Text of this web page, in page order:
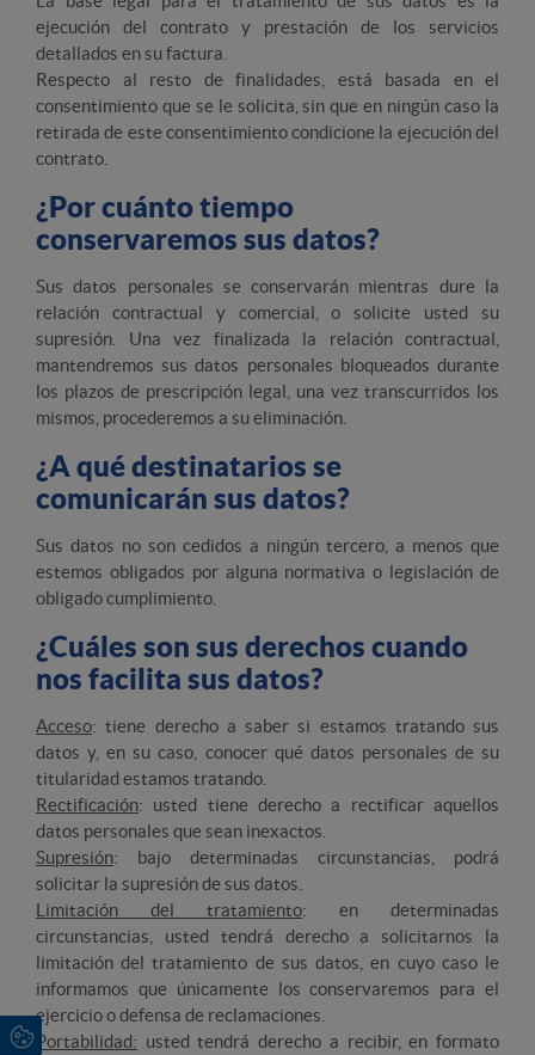
ejecución del contrato y prestación de los servicios
detallados en su factura.
Respecto al resto de finalidades, está basada en el
consentimiento que se le solicita, sin que en ningún caso la
retirada de este consentimiento condicione la ejecución del
contrato.
¿Por cuánto tiempo
conservaremos sus datos?
Sus datos personales se conservarán mientras dure la
relación contractual y comercial, o solicite usted su
supresión. Una vez finalizada la relación contractual,
mantendremos sus datos personales bloqueados durante
los plazos de prescripción legal, una vez transcurridos los
mismos, procederemos a su eliminación.
¿A qué destinatarios se
comunicarán sus datos?
Sus datos no son cedidos a ningún tercero, a menos que
estemos obligados por alguna normativa o legislación de
obligado cumplimiento.
¿Cuáles son sus derechos cuando
nos facilita sus datos?
Acceso: tiene derecho a saber si estamos tratando sus
datos y, en su caso, conocer qué datos personales de su
titularidad estamos tratando.
Rectificación: usted tiene derecho a rectificar aquellos
datos personales que sean inexactos.
Supresión: bajo determinadas circunstancias, podrá
solicitar la supresión de sus datos.
Limitación del tratamiento: en determinadas
circunstancias, usted tendrá derecho a solicitarnos la
limitación del tratamiento de sus datos, en cuyo caso le
informamos que únicamente los conservaremos para el
ejercicio o defensa de reclamaciones.
Portabilidad: usted tendrá derecho a recibir, en formato